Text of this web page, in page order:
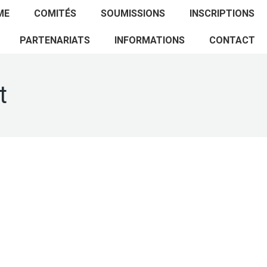
COMITÉS SOUMISSIONS INSCRIPTIONS
PARTENARIATS INFORMATIONS CONTACT
ACCUEIL PROGRAMME COMITÉS
SOUMISSIONS INSCRIPTIONS PARTENARIATS